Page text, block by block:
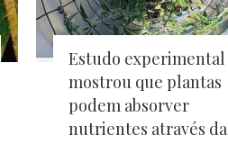
Estudo experimental
mostrou que plantas
podem absorver
nutrientes através da